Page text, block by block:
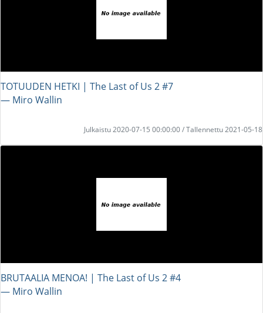
TOTUUDEN HETKI | The Last of Us 2 #7
― Miro Wallin
Julkaistu 2020-07-15 00:00:00 / Tallennettu 2021-05-18
BRUTAALIA MENOA! | The Last of Us 2 #4
― Miro Wallin